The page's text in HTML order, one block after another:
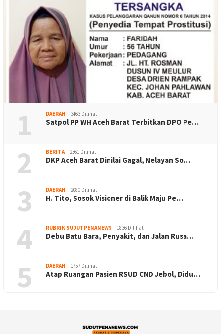
1 DAERAH 3463 Dilihat
Satpol PP WH Aceh Barat Terbitkan DPO Pe…
2 BERITA 2361 Dilihat
DKP Aceh Barat Dinilai Gagal, Nelayan So…
3 DAERAH 2080 Dilihat
H. Tito, Sosok Visioner di Balik Maju Pe…
4 RUBRIK SUDUTPENANEWS 1836 Dilihat
Debu Batu Bara, Penyakit, dan Jalan Rusa…
5 DAERAH 1757 Dilihat
Atap Ruangan Pasien RSUD CND Jebol, Didu…